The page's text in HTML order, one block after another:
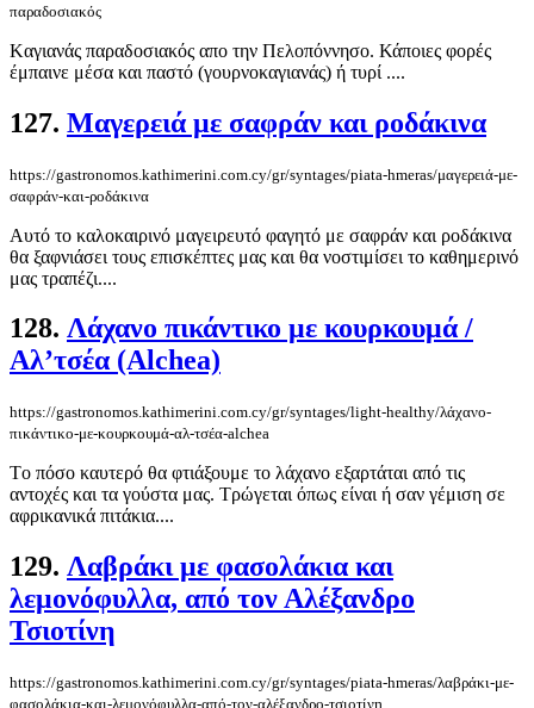
παραδοσιακός
Kαγιανάς παραδοσιακός απο την Πελοπόννησο. Κάποιες φορές
έμπαινε μέσα και παστό (γουρνοκαγιανάς) ή τυρί ....
127. Μαγερειά με σαφράν και ροδάκινα
https://gastronomos.kathimerini.com.cy/gr/syntages/piata-hmeras/μαγερειά-με-
σαφράν-και-ροδάκινα
Αυτό το καλοκαιρινό μαγειρευτό φαγητό με σαφράν και ροδάκινα
θα ξαφνιάσει τους επισκέπτες μας και θα νοστιμίσει το καθημερινό
μας τραπέζι....
128. Λάχανο πικάντικο με κουρκουμά /
Αλ’τσέα (Alchea)
https://gastronomos.kathimerini.com.cy/gr/syntages/light-healthy/λάχανο-
πικάντικο-με-κουρκουμά-αλ-τσέα-alchea
Tο πόσο καυτερό θα φτιάξουμε το λάχανο εξαρτάται από τις
αντοχές και τα γούστα μας. Τρώγεται όπως είναι ή σαν γέμιση σε
αφρικανικά πιτάκια....
129. Λαβράκι με φασολάκια και
λεμονόφυλλα, από τον Αλέξανδρο
Τσιοτίνη
https://gastronomos.kathimerini.com.cy/gr/syntages/piata-hmeras/λαβράκι-με-
φασολάκια-και-λεμονόφυλλα-από-τον-αλέξανδρο-τσιοτίνη